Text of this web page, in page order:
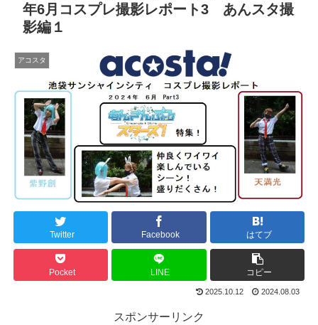
年6月コスプレ撮影レポート3 あんスタ撮
影編１
アコスタ
Twitter Facebook はてブ
Pocket LINE コピー
2025.10.12 2024.08.03
スポンサーリンク